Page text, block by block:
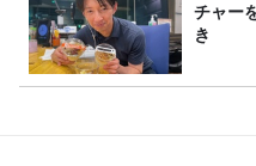
チャー
き